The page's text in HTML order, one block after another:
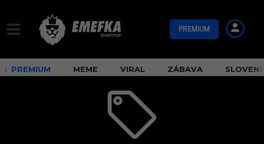
PREMIUM
PREMIUM MEME VIRAL ZÁBAVA